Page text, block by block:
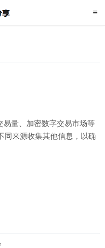
易量、加密数字交易市场等
同来源收集其他信息，以确